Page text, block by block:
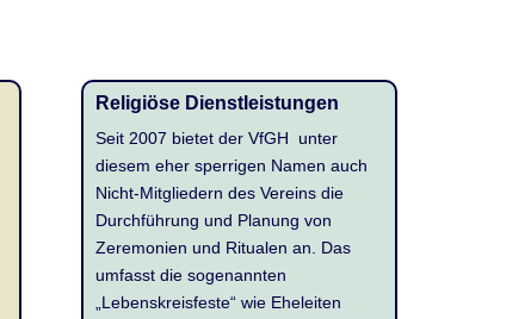
Religiöse Dienstleistungen
Seit 2007 bietet der VfGH unter
diesem eher sperrigen Namen auch
Nicht-Mitgliedern des Vereins die
Durchführung und Planung von
Zeremonien und Ritualen an. Das
umfasst die sogenannten
„Lebenskreisfeste“ wie Eheleiten